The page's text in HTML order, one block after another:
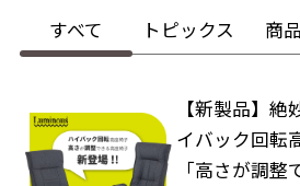
すべて トピックス 商
【新製品】
イバック回転
「高さが調